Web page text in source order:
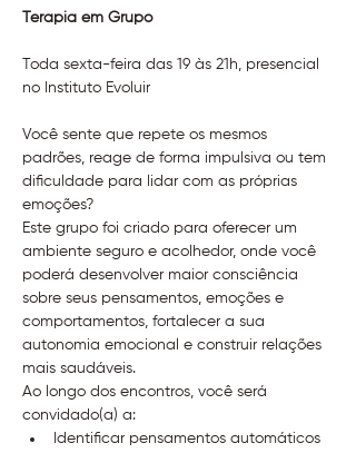
Terapia em Grupo
Toda sexta-feira das 19 às 21h, presencial
no Instituto Evoluir
Você sente que repete os mesmos
padrões, reage de forma impulsiva ou tem
dificuldade para lidar com as próprias
emoções?
Este grupo foi criado para oferecer um
ambiente seguro e acolhedor, onde você
poderá desenvolver maior consciência
sobre seus pensamentos, emoções e
comportamentos, fortalecer a sua
autonomia emocional e construir relações
mais saudáveis.
Ao longo dos encontros, você será
convidado(a) a:
Identificar pensamentos automáticos